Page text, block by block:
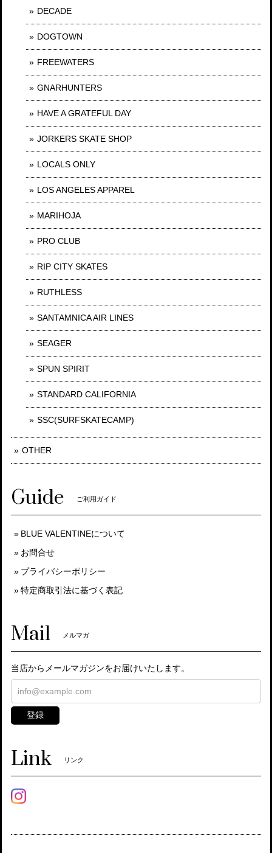
DECADE
DOGTOWN
FREEWATERS
GNARHUNTERS
HAVE A GRATEFUL DAY
JORKERS SKATE SHOP
LOCALS ONLY
LOS ANGELES APPAREL
MARIHOJA
PRO CLUB
RIP CITY SKATES
RUTHLESS
SANTAMNICA AIR LINES
SEAGER
SPUN SPIRIT
STANDARD CALIFORNIA
SSC(SURFSKATECAMP)
OTHER
Guide ご利用ガイド
BLUE VALENTINEについて
お問合せ
プライバシーポリシー
特定商取引法に基づく表記
Mail メルマガ
当店からメールマガジンをお届けいたします。
登録
Link リンク